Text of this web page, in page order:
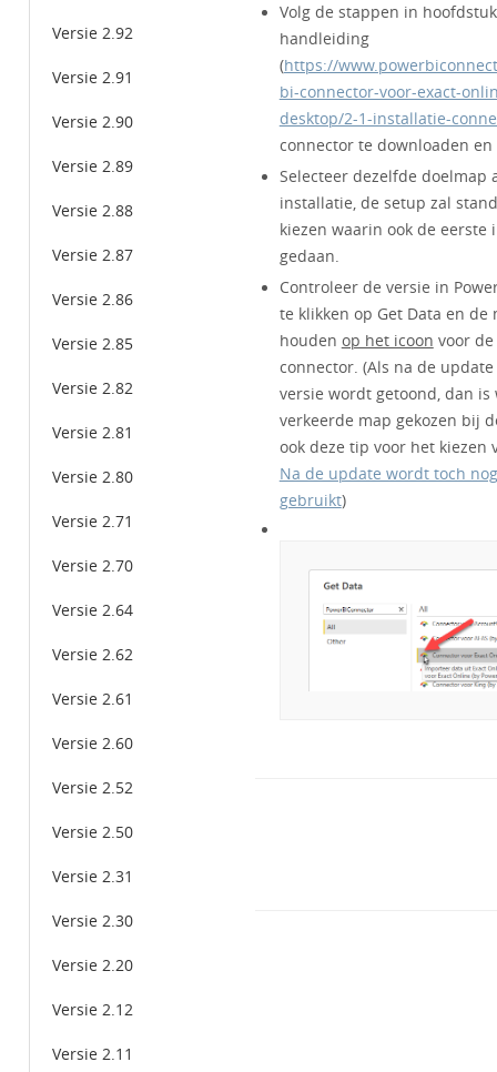
Versie 2.92
Versie 2.91
Versie 2.90
Versie 2.89
Versie 2.88
Versie 2.87
Versie 2.86
Versie 2.85
Versie 2.82
Versie 2.81
Versie 2.80
Versie 2.71
Versie 2.70
Versie 2.64
Versie 2.62
Versie 2.61
Versie 2.60
Versie 2.52
Versie 2.50
Versie 2.31
Versie 2.30
Versie 2.20
Versie 2.12
Versie 2.11
Volg de stappen in
handleiding
(https://
bi-connector-voor-exact-
desktop/2-1-installatie-
connector te downloaden
Selecteer dezelfde doelmap
installatie, de setup zal
kiezen waarin ook de eerste
gedaan.
Controleer de versie in
te klikken op Get Data en de
houden op het icoon voor
connector. (Als na de
versie wordt getoond, dan
verkeerde map gekozen bij
ook deze tip voor het kiezen
Na de update wordt toch
gebruikt)